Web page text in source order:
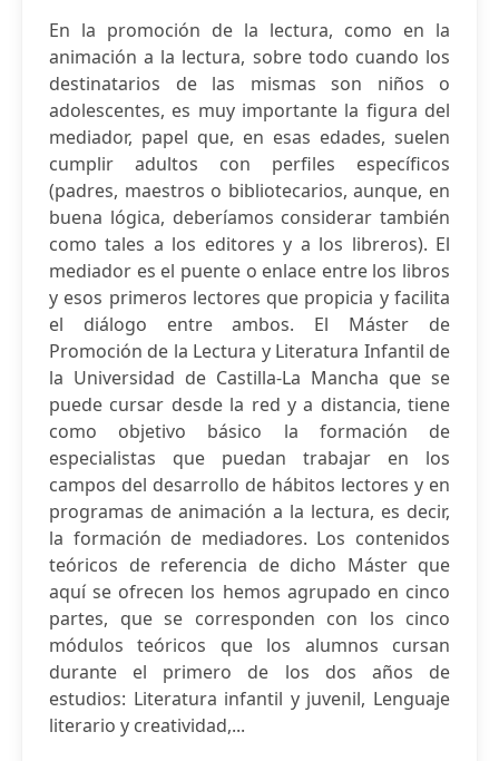
En la promoción de la lectura, como en la
animación a la lectura, sobre todo cuando los
destinatarios de las mismas son niños o
adolescentes, es muy importante la figura del
mediador, papel que, en esas edades, suelen
cumplir adultos con perfiles específicos
(padres, maestros o bibliotecarios, aunque, en
buena lógica, deberíamos considerar también
como tales a los editores y a los libreros). El
mediador es el puente o enlace entre los libros
y esos primeros lectores que propicia y facilita
el diálogo entre ambos. El Máster de
Promoción de la Lectura y Literatura Infantil de
la Universidad de Castilla-La Mancha que se
puede cursar desde la red y a distancia, tiene
como objetivo básico la formación de
especialistas que puedan trabajar en los
campos del desarrollo de hábitos lectores y en
programas de animación a la lectura, es decir,
la formación de mediadores. Los contenidos
teóricos de referencia de dicho Máster que
aquí se ofrecen los hemos agrupado en cinco
partes, que se corresponden con los cinco
módulos teóricos que los alumnos cursan
durante el primero de los dos años de
estudios: Literatura infantil y juvenil, Lenguaje
literario y creatividad,...